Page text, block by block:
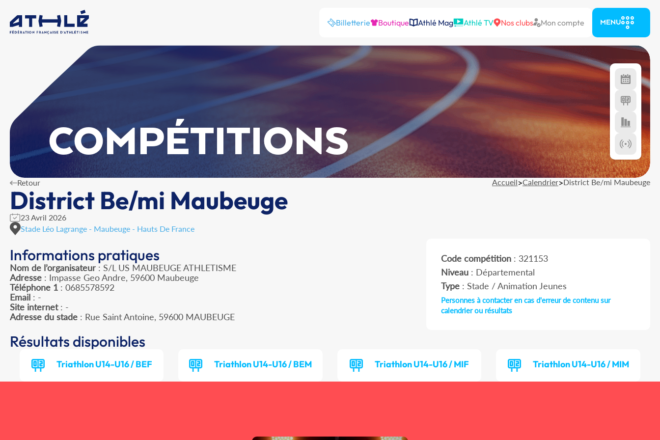
Billetterie Boutique Athlé Mag Athlé TV Nos clubs Mon compte MENU
COMPÉTITIONS
Retour Accueil>Calendrier>District Be/mi Maubeuge
District Be/mi Maubeuge
23 Avril 2026
Stade Léo Lagrange - Maubeuge - Hauts De France
Informations pratiques
Nom de l’organisateur : S/L US MAUBEUGE ATHLETISME
Adresse : Impasse Geo Andre, 59600 Maubeuge
Téléphone 1 : 0685578592
Email : -
Site internet: -
Adresse du stade : Rue Saint Antoine, 59600 MAUBEUGE
Code compétition: 321153
Niveau: Départemental
Type: Stade / Animation Jeunes
Personnes à contacter en cas d'erreur de contenu sur
calendrier ou résultats
Résultats disponibles
Triathlon U14-U16 / BEF Triathlon U14-U16 / BEM Triathlon U14-U16 / MIF Triathlon U14-U16 / MIM